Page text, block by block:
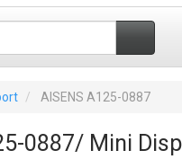
AISENS A125-0887
0887/ Mini